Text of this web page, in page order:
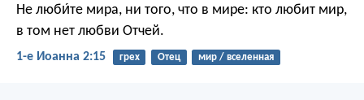
Не люби́те мира, ни того, что в мире: кто любит мир,
в том нет любви Отчей.
1-е Иоанна 2:15 грех Отец мир / вселенная